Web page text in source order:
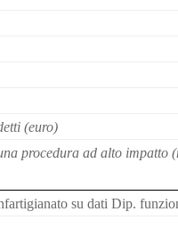
(euro)
procedura ad alto impatto
su dati Dip.